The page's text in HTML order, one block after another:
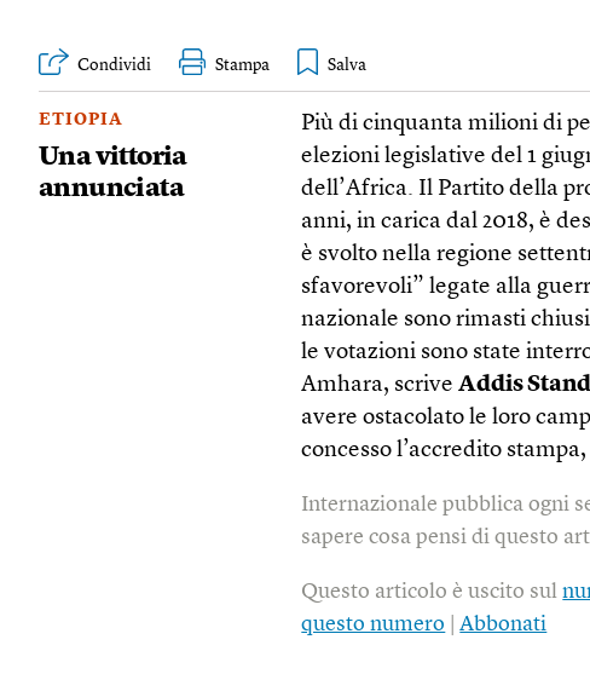
Condividi Stampa
ETIOPIA
Una vittoria
annunciata
Più di cinquanta milioni di
elezioni legislative del 1
dell’Africa. Il Partito della
anni, in carica dal 2018, è
è svolto nella regione
sfavorevoli” legate alla
nazionale sono rimasti
le votazioni sono state
Amhara, scriveAddis
avere ostacolato le loro
concesso l’accredito
Internazionale pubblica ogni
sapere cosa pensi di questo
Questo articolo è uscito sul
questo numero |Abbonati